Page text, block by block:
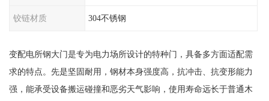
铰链材质 304不锈钢
变配电所钢大门是专为电力场所设计的特种门，具备多方面适配需
求的特点。先是坚固耐用，钢材本身强度高，抗冲击、抗变形能力
强，能承受设备搬运碰撞和恶劣天气影响，使用寿命远长于普通木